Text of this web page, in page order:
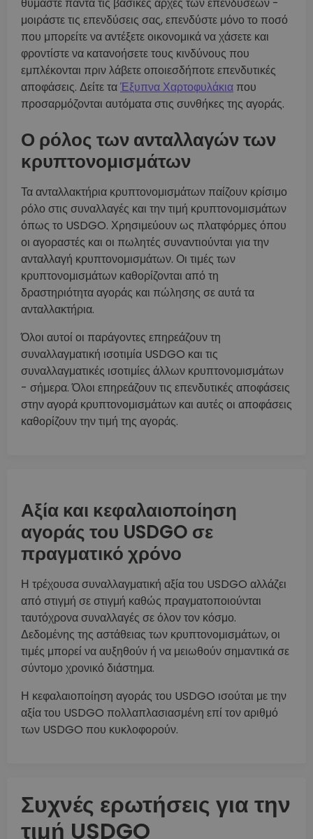
θυμάστε πάντα τις βασικές αρχές των επενδύσεων -
μοιράστε τις επενδύσεις σας, επενδύστε μόνο το ποσό
που μπορείτε να αντέξετε οικονομικά να χάσετε και
φροντίστε να κατανοήσετε τους κινδύνους που
εμπλέκονται πριν λάβετε οποιεσδήποτε επενδυτικές
αποφάσεις. Δείτε ταΈξυπνα Χαρτοφυλάκιαπου
προσαρμόζονται αυτόματα στις συνθήκες της αγοράς.
Ο ρόλος των ανταλλαγών των
κρυπτονομισμάτων
Τα ανταλλακτήρια κρυπτονομισμάτων παίζουν κρίσιμο
ρόλο στις συναλλαγές και την τιμή κρυπτονομισμάτων
όπως το USDGO. Χρησιμεύουν ως πλατφόρμες όπου
οι αγοραστές και οι πωλητές συναντιούνται για την
ανταλλαγή κρυπτονομισμάτων. Οι τιμές των
κρυπτονομισμάτων καθορίζονται από τη
δραστηριότητα αγοράς και πώλησης σε αυτά τα
ανταλλακτήρια.
Όλοι αυτοί οι παράγοντες επηρεάζουν τη
συναλλαγματική ισοτιμία USDGO και τις
συναλλαγματικές ισοτιμίες άλλων κρυπτονομισμάτων
- σήμερα. Όλοι επηρεάζουν τις επενδυτικές αποφάσεις
στην αγορά κρυπτονομισμάτων και αυτές οι αποφάσεις
καθορίζουν την τιμή της αγοράς.
Αξία και κεφαλαιοποίηση
αγοράς του USDGO σε
πραγματικό χρόνο
Η τρέχουσα συναλλαγματική αξία του USDGO αλλάζει
από στιγμή σε στιγμή καθώς πραγματοποιούνται
ταυτόχρονα συναλλαγές σε όλον τον κόσμο.
Δεδομένης της αστάθειας των κρυπτονομισμάτων, οι
τιμές μπορεί να αυξηθούν ή να μειωθούν σημαντικά σε
σύντομο χρονικό διάστημα.
Η κεφαλαιοποίηση αγοράς του USDGO ισούται με την
αξία του USDGO πολλαπλασιασμένη επί τον αριθμό
των USDGO που κυκλοφορούν.
Συχνές ερωτήσεις για την
τιμή USDGO